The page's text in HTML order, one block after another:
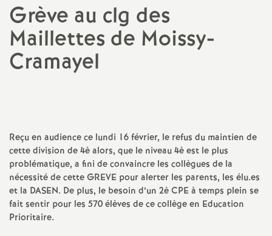
t
t
i
o
Grève au clg des
Maillettes de Moissy-
Cramayel
Reçu en audience ce lundi 16 février, le refus du maintien de
cette division de 4è alors, que le niveau 4è est le plus
problématique, a fini de convaincre les collègues de la
nécessité de cetteGREVE pour alerter les parents, les élu.es
et la DASEN. De plus, le besoin d’un 2èCPE à temps plein se
fait sentir pour les 570 élèves de ce collège en Education
Prioritaire.